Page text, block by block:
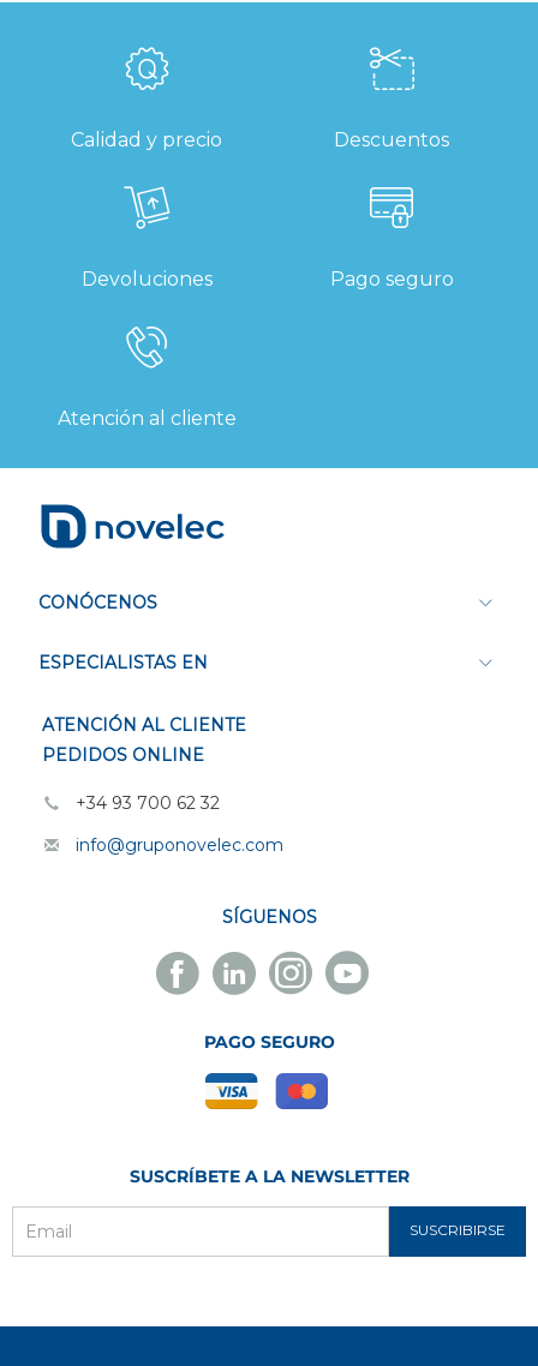
Calidad y precio Descuentos
Devoluciones Pago seguro
Atención al cliente
CONÓCENOS
ESPECIALISTAS EN
ATENCIÓN AL CLIENTE
PEDIDOS ONLINE
+34 93 700 62 32
info@gruponovelec.com
SÍGUENOS
Facebook
Novelec
Linkedin
Novelec
Instagram
Novelec
Youtube
Novelec
PAGO SEGURO
SUSCRÍBETE A LA NEWSLETTER
SUSCRIBIRSE